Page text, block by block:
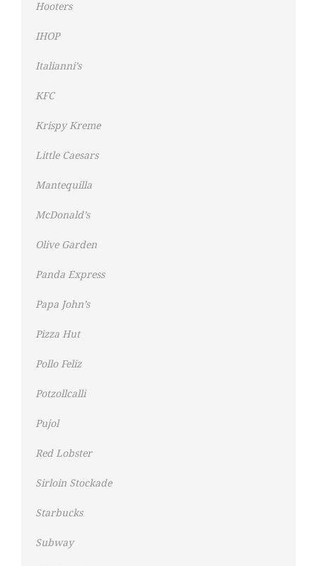
Hooters
IHOP
Italianni’s
KFC
Krispy Kreme
Little Caesars
Mantequilla
McDonald’s
Olive Garden
Panda Express
Papa John’s
Pizza Hut
Pollo Feliz
Potzollcalli
Pujol
Red Lobster
Sirloin Stockade
Starbucks
Subway